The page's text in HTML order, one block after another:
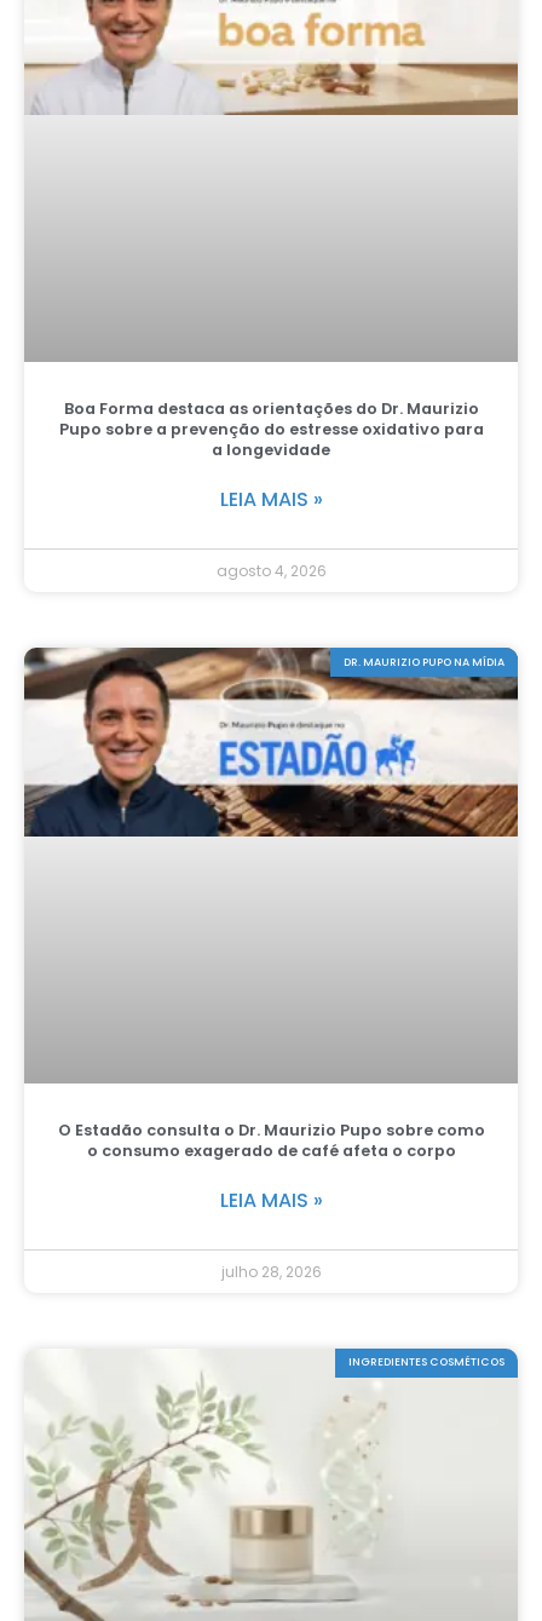
Boa Forma destaca as orientações do Dr. Maurizio
Pupo sobre a prevenção do estresse oxidativo para
a longevidade
LEIA MAIS »
agosto 4, 2026
DR. MAURIZIO PUPO NA MÍDIA
O Estadão consulta o Dr. Maurizio Pupo sobre como
o consumo exagerado de café afeta o corpo
LEIA MAIS »
julho 28, 2026
INGREDIENTES COSMÉTICOS